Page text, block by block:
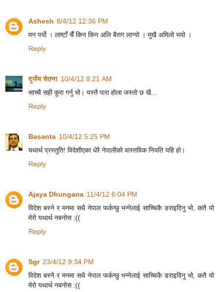
Ashesh 8/4/12 12:36 PM
मन पर्यो । लाष्टाँ चैँ किन किन अलि बैराग लाग्यो । मुखै अमिलो भयो ।
Reply
दूर्जेय चेतना 10/4/12 8:21 AM
साच्चै सही कुरा गर्नु भो। यस्तै पारा होला जस्तो छ खै...
Reply
Basanta 10/4/12 5:25 PM
यथार्थ प्रस्तुति! विदेशीएका धेरै नेपालीको वास्तविक नियति यहि हो।
Reply
Ajaya Dhungana 11/4/12 6:04 PM
विदेश बस्ने र मनमा सधै नेपाल फर्कन्छु भन्नेलाई साच्चिकै डराइदिनु भो, कतै यो
मेरो यथार्थ नबनोस :((
Reply
Sgr 23/4/12 9:34 PM
विदेश बस्ने र मनमा सधै नेपाल फर्कन्छु भन्नेलाई साच्चिकै डराइदिनु भो, कतै यो
मेरो यथार्थ नबनोस :((